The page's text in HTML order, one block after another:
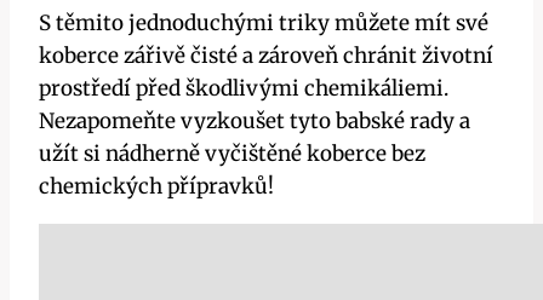
S těmito jednoduchými triky můžete mít své
koberce zářivě čisté a zároveň chránit životní
prostředí před škodlivými chemikáliemi.
Nezapomeňte vyzkoušet tyto babské rady a
užít si nádherně vyčištěné koberce bez
chemických přípravků!